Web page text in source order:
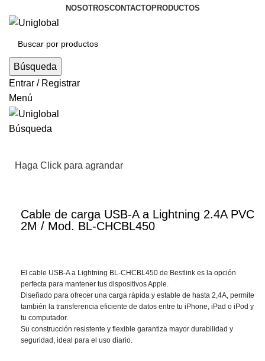
NOSOTROSCONTACTOPRODUCTOS
Búsqueda
Entrar / Registrar
Menú
Búsqueda
Haga Click para agrandar
Cable de carga USB-A a Lightning 2.4A PVC
2M / Mod. BL-CHCBL450
El cable USB-A a Lightning BL-CHCBL450 de Bestlink es la opción
perfecta para mantener tus dispositivos Apple.
Diseñado para ofrecer una carga rápida y estable de hasta 2,4A, permite
también la transferencia eficiente de datos entre tu iPhone, iPad o iPod y
tu computador.
Su construcción resistente y flexible garantiza mayor durabilidad y
seguridad, ideal para el uso diario.